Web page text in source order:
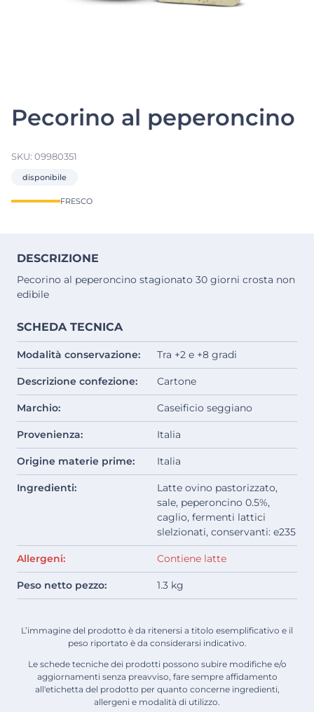
Pecorino al peperoncino
SKU: 09980351
disponibile
FRESCO
DESCRIZIONE
Pecorino al peperoncino stagionato 30 giorni crosta non
edibile
SCHEDA TECNICA
Modalità conservazione: Tra +2 e +8 gradi
Descrizione confezione: Cartone
Marchio: Caseificio seggiano
Provenienza: Italia
Origine materie prime: Italia
Ingredienti:
Latte ovino pastorizzato,
sale, peperoncino 0.5%,
caglio, fermenti lattici
slelzionati, conservanti: e235
Allergeni: Contiene latte
Peso netto pezzo: 1.3 kg
L’immagine del prodotto è da ritenersi a titolo esemplificativo e il
peso riportato è da considerarsi indicativo.
Le schede tecniche dei prodotti possono subire modifiche e/o
aggiornamenti senza preavviso, fare sempre affidamento
all'etichetta del prodotto per quanto concerne ingredienti,
allergeni e modalità di utilizzo.